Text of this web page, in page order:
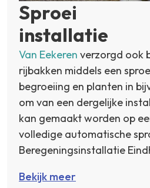
Sproei
installatie
Van Eekeren verzorgd ook
rijbakken middels een
begroeiing en planten in
om van een dergelijke
kan gemaakt worden op
volledige automatische
Beregeningsinstallatie
Bekijk meer